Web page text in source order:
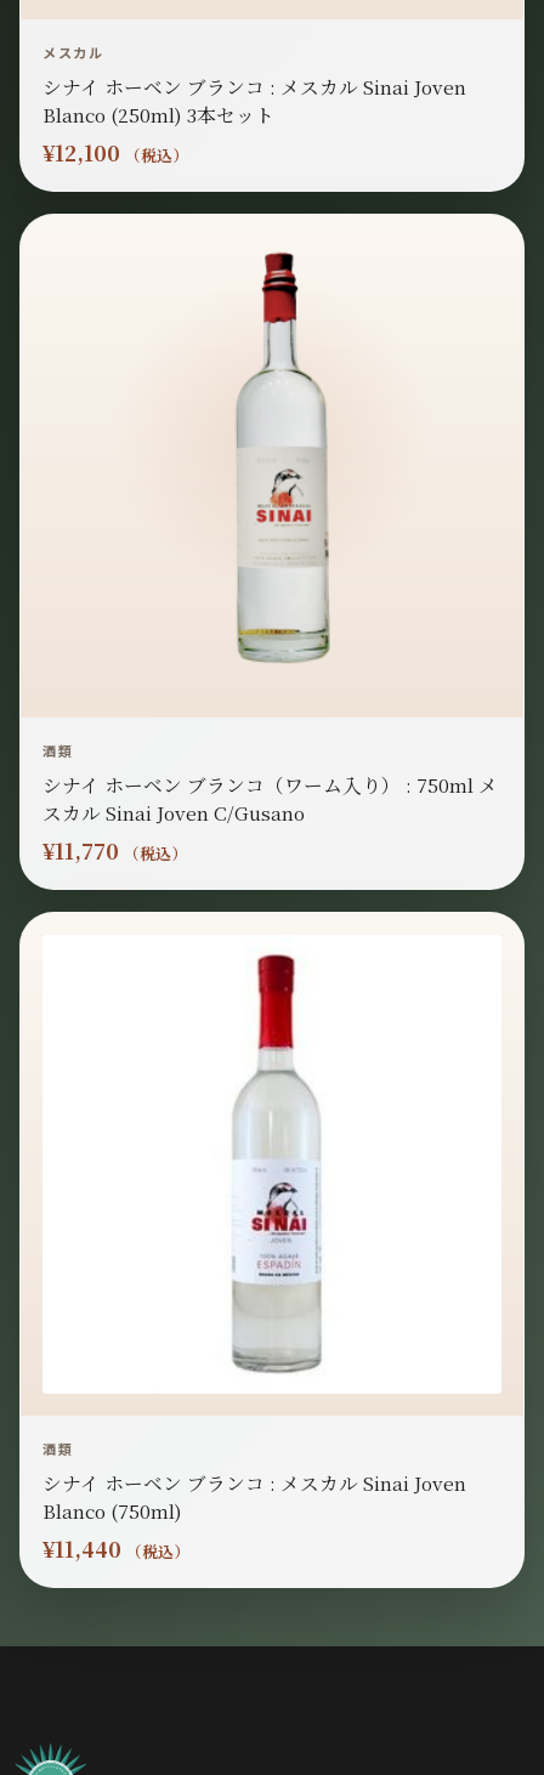
メスカル
シナイ ホーベン ブランコ : メスカル Sinai Joven
Blanco (250ml) 3本セット
¥12,100 （税込）
酒類
シナイ ホーベン ブランコ（ワーム入り） : 750ml メ
スカル Sinai Joven C/Gusano
¥11,770 （税込）
酒類
シナイ ホーベン ブランコ : メスカル Sinai Joven
Blanco (750ml)
¥11,440 （税込）